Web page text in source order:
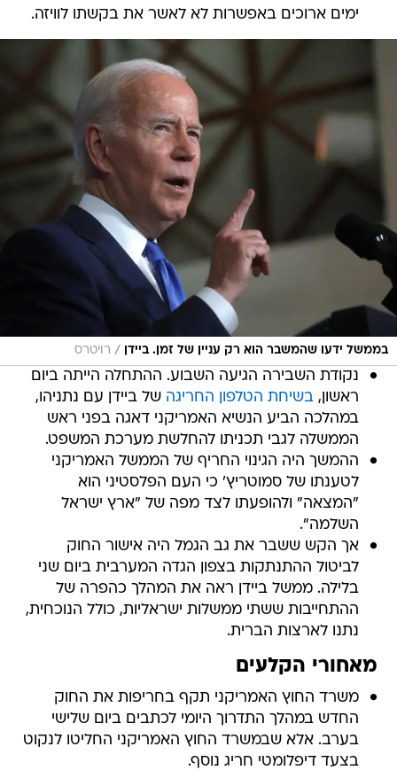
ימים ארוכים באפשרות לא לאשר את בקשתו לוויזה.
בממשל ידעו שהמשבר הוא רק עניין של זמן. ביידן / רויטרס
נקודת השבירה הגיעה השבוע. ההתחלה הייתה ביום
ראשון,בשיחת הטלפון החריגה של ביידן עם נתניהו,
במהלכה הביע הנשיא האמריקני דאגה בפני ראש
הממשלה לגבי תכניתו להחלשת מערכת המשפט.
ההמשך היה הגינוי החריף של הממשל האמריקני
לטענתו של סמוטריץ' כי העם הפלסטיני הוא
"המצאה" ולהופעתו לצד מפה של "ארץ ישראל
השלמה".
אך הקש ששבר את גב הגמל היה אישור החוק
לביטול ההתנתקות בצפון הגדה המערבית ביום שני
בלילה. ממשל ביידן ראה את המהלך כהפרה של
ההתחייבות ששתי ממשלות ישראליות, כולל הנוכחית,
נתנו לארצות הברית.
מאחורי הקלעים
משרד החוץ האמריקני תקף בחריפות את החוק
החדש במהלך התדרוך היומי לכתבים ביום שלישי
בערב. אלא שבמשרד החוץ האמריקני החליטו לנקוט
בצעד דיפלומטי חריג נוסף.